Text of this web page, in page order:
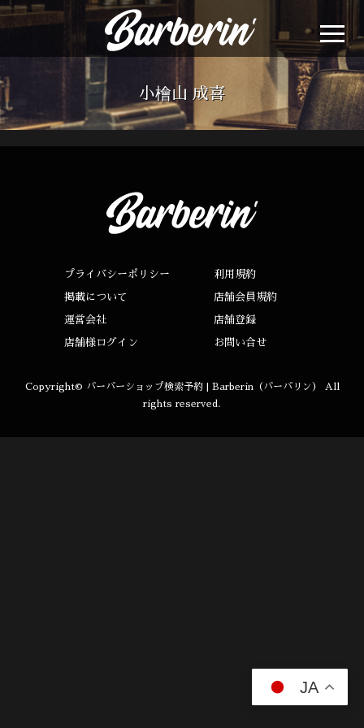
小檜山 成喜
プライバシーポリシー 利用規約
掲載について 店舗会員規約
運営会社 店舗登録
店舗様ログイン お問い合せ
Copyright© バーバーショップ検索予約 | Barberin（バーバリン）
All
rights reserved.
JA